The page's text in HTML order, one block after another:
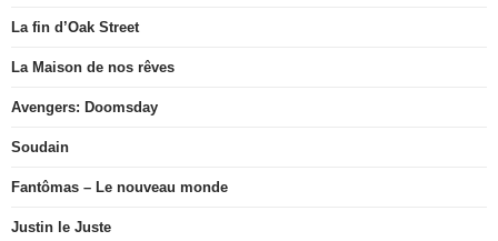
La fin d’Oak Street
La Maison de nos rêves
Avengers: Doomsday
Soudain
Fantômas – Le nouveau monde
Justin le Juste